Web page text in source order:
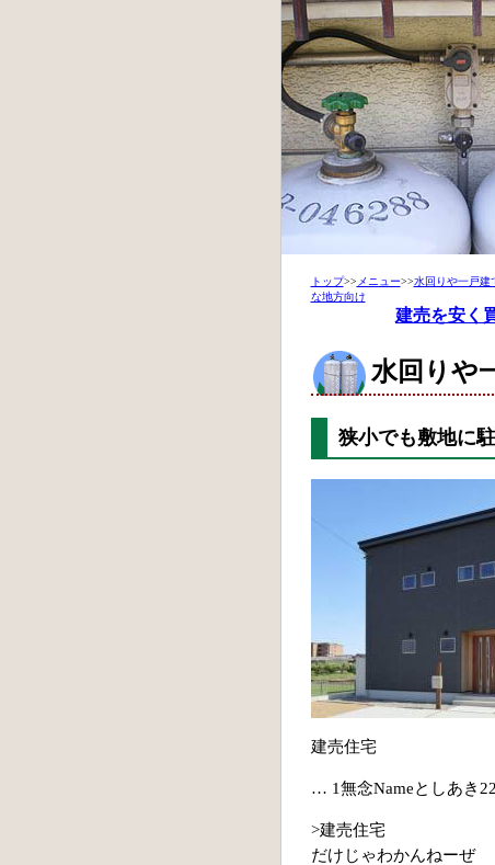
トップ>> メニュー>>水回りや一戸建
な地方向け
建売を安く
水回りや
狭小でも敷地に
建売住宅
… 1無念Nameとしあき
>建売住宅
だけじゃわかんねーぜ